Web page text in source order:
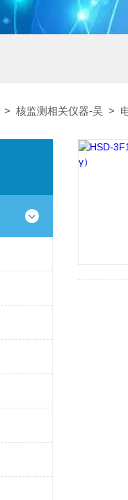
> 核监测相关仪器-吴 >